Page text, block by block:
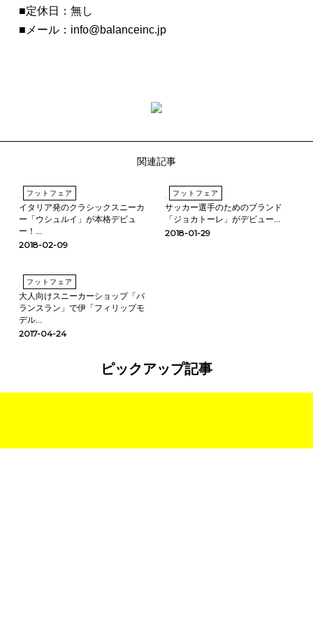
■定休日：無し
■メール：info@balanceinc.jp
関連記事
フットフェア
イタリア発のクラシックスニーカ
ー「ウシュルイ」が本格デビュ
ー！...
2018-02-09
フットフェア
サッカー選手のためのブランド
「ジョカトーレ」がデビュー...
2018-01-29
フットフェア
大人向けスニーカーショップ「バ
ランスラン」で伊「フィリップモ
デル...
2017-04-24
ピックアップ記事